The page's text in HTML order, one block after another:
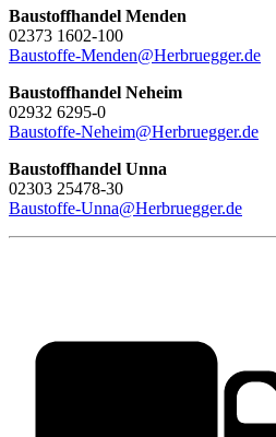
Baustoffhandel Menden
02373 1602-100
Baustoffe-Menden@Herbruegger.de
Baustoffhandel Neheim
02932 6295-0
Baustoffe-Neheim@Herbruegger.de
Baustoffhandel Unna
02303 25478-30
Baustoffe-Unna@Herbruegger.de